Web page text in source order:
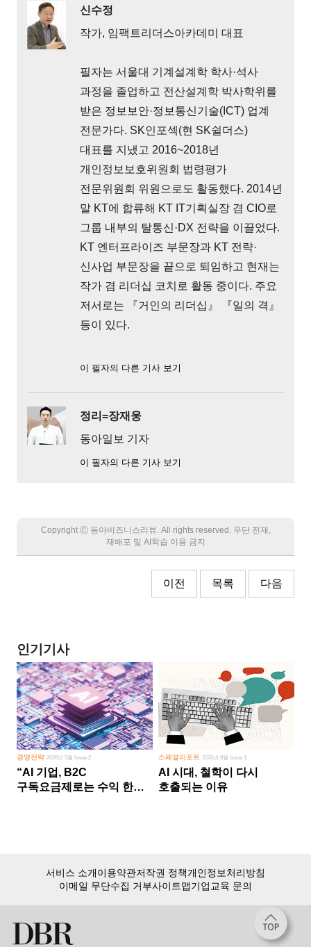
신수정
작가, 임팩트리더스아카데미 대표
필자는 서울대 기계설계학 학사·석사
과정을 졸업하고 전산설계학 박사학위를
받은 정보보안·정보통신기술(ICT) 업계
전문가다. SK인포섹(현 SK쉴더스)
대표를 지냈고 2016~2018년
개인정보보호위원회 법령평가
전문위원회 위원으로도 활동했다. 2014년
말 KT에 합류해 KT IT기획실장 겸 CIO로
그룹 내부의 탈통신·DX 전략을 이끌었다.
KT 엔터프라이즈 부문장과 KT 전략·
신사업 부문장을 끝으로 퇴임하고 현재는
작가 겸 리더십 코치로 활동 중이다. 주요
저서로는 『거인의 리더십』 『일의 격』
등이 있다.
이 필자의 다른 기사 보기
정리=장재웅
동아일보 기자
이 필자의 다른 기사 보기
Copyright Ⓒ 동아비즈니스리뷰. All rights reserved. 무단 전재,
재배포 및 AI학습 이용 금지
이전 목록 다음
인기기사
경영전략 2026년 5월 Issue 2
“AI 기업, B2C
구독요금제로는 수익 한계
스페셜리포트 2026년 8월 Issue 1
AI 시대, 철학이 다시
호출되는 이유
서비스 소개이용약관저작권 정책개인정보처리방침
이메일 무단수집 거부사이트맵기업교육 문의